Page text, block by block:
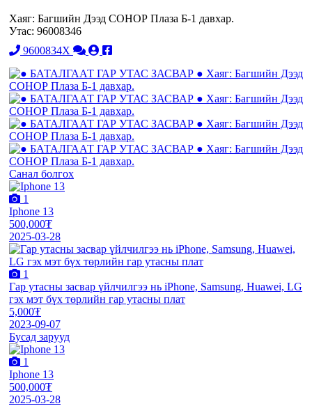
Хаяг: Багшийн Дээд СОНОР Плаза Б-1 давхар.
Утас: 96008346
9600834X
Санал болгох
1
Iphone 13
500,000₮
2025-03-28
1
Гар утасны засвар үйлчилгээ нь iPhone, Samsung, Huawei, LG
гэх мэт бүх төрлийн гар утасны плат
5,000₮
2023-09-07
Бусад зарууд
1
Iphone 13
500,000₮
2025-03-28